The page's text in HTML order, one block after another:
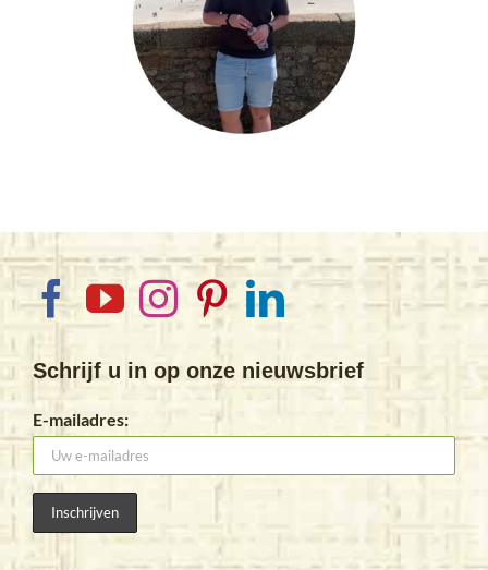
Schrijf u in op onze nieuwsbrief
E-mailadres: